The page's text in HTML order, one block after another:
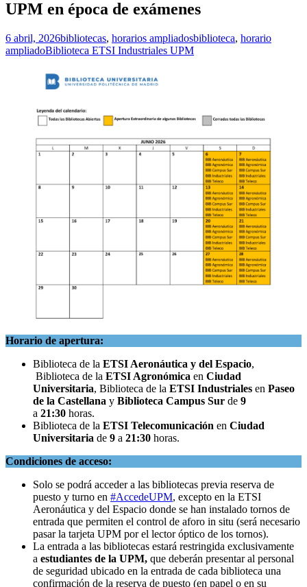
UPM en época de exámenes
6 abril, 2026bibliotecas, horarios ampliadosbiblioteca, horario
ampliadoBiblioteca ETSI Industriales UPM
Horario de apertura:
Biblioteca de la ETSI Aeronáutica y del Espacio,
Biblioteca de la ETSI Agronómica en Ciudad
Universitaria, Biblioteca de la ETSI Industriales en Paseo
de la Castellana y Biblioteca Campus Sur de 9
a 21:30 horas.
Biblioteca de la ETSI Telecomunicación en Ciudad
Universitaria de 9 a 21:30 horas.
Condiciones de acceso:
Solo se podrá acceder a las bibliotecas previa reserva de
puesto y turno en #AccedeUPM, excepto en la ETSI
Aeronáutica y del Espacio donde se han instalado tornos de
entrada que permiten el control de aforo in situ (será necesario
pasar la tarjeta UPM por el lector óptico de los tornos).
La entrada a las bibliotecas estará restringida exclusivamente
a estudiantes de la UPM, que deberán presentar al personal
de seguridad ubicado en la entrada de cada biblioteca una
confirmación de la reserva de puesto (en papel o en su